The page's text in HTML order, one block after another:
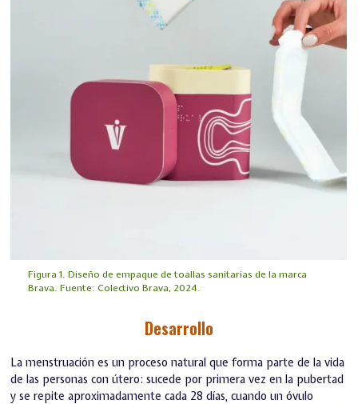
Figura 1. Diseño de empaque de toallas sanitarias de la marca
Brava. Fuente: Colectivo Brava, 2024.
Desarrollo
La menstruación es un proceso natural que forma parte de la vida
de las personas con útero: sucede por primera vez en la pubertad
y se repite aproximadamente cada 28 días, cuando un óvulo